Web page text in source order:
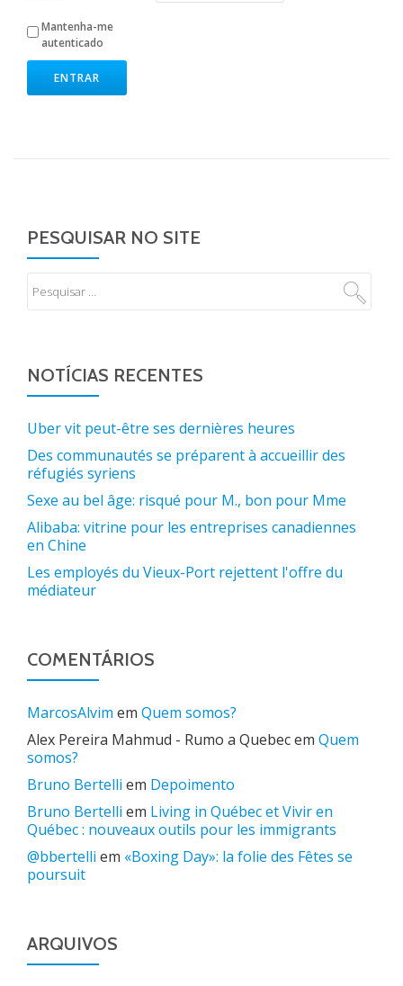
Mantenha-me
autenticado
ENTRAR
PESQUISAR NO SITE
NOTÍCIAS RECENTES
Uber vit peut-être ses dernières heures
Des communautés se préparent à accueillir des
réfugiés syriens
Sexe au bel âge: risqué pour M., bon pour Mme
Alibaba: vitrine pour les entreprises canadiennes
en Chine
Les employés du Vieux-Port rejettent l'offre du
médiateur
COMENTÁRIOS
MarcosAlvim em Quem somos?
Alex Pereira Mahmud - Rumo a Quebecem Quem
somos?
Bruno Bertelli em Depoimento
Bruno Bertelli em Living in Québec et Vivir en
Québec : nouveaux outils pour les immigrants
@bbertelli em «Boxing Day»: la folie des Fêtes se
poursuit
ARQUIVOS